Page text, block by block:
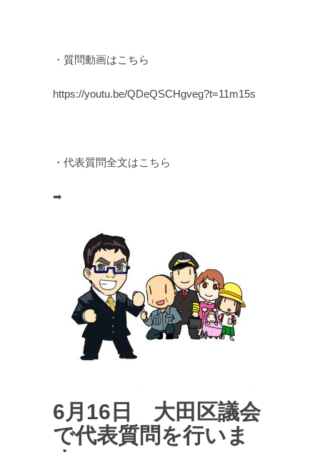
・質問動画はこちら
https://youtu.be/QDeQSCHgveg?t=11m15s
・代表質問全文はこちら
➡
6月16日 大田区議会
で代表質問を行いま